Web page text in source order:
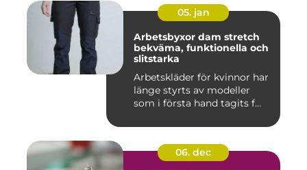
05. jan
Arbetsbyxor dam stretch
bekväma, funktionella och
slitstarka
Arbetskläder för kvinnor har
länge styrts av modeller
som i första hand tagits f...
06. dec